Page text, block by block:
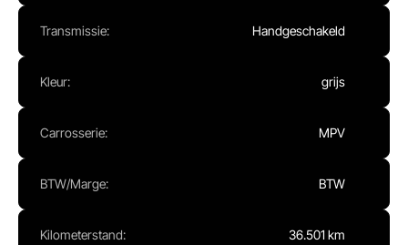
Transmissie: Handgeschakeld
Kleur: grijs
Carrosserie: MPV
BTW/Marge: BTW
Kilometerstand: 36.501 km